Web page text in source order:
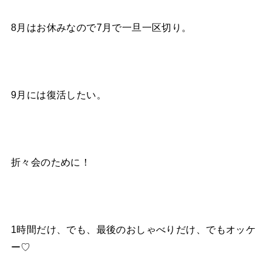
8月はお休みなので7月で一旦一区切り。
9月には復活したい。
折々会のために！
1時間だけ、でも、最後のおしゃべりだけ、でもオッケ
ー♡